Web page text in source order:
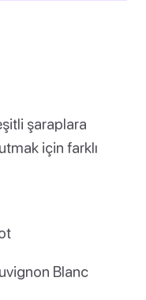
şaraplara
için farklı
Blanc